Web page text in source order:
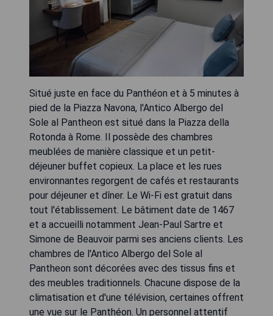
Situé juste en face du Panthéon et à 5 minutes à
pied de la Piazza Navona, l'Antico Albergo del
Sole al Pantheon est situé dans la Piazza della
Rotonda à Rome. Il possède des chambres
meublées de manière classique et un petit-
déjeuner buffet copieux. La place et les rues
environnantes regorgent de cafés et restaurants
pour déjeuner et dîner. Le Wi-Fi est gratuit dans
tout l'établissement. Le bâtiment date de 1467
et a accueilli notamment Jean-Paul Sartre et
Simone de Beauvoir parmi ses anciens clients. Les
chambres de l'Antico Albergo del Sole al
Pantheon sont décorées avec des tissus fins et
des meubles traditionnels. Chacune dispose de la
climatisation et d'une télévision, certaines offrent
une vue sur le Panthéon. Un personnel attentif